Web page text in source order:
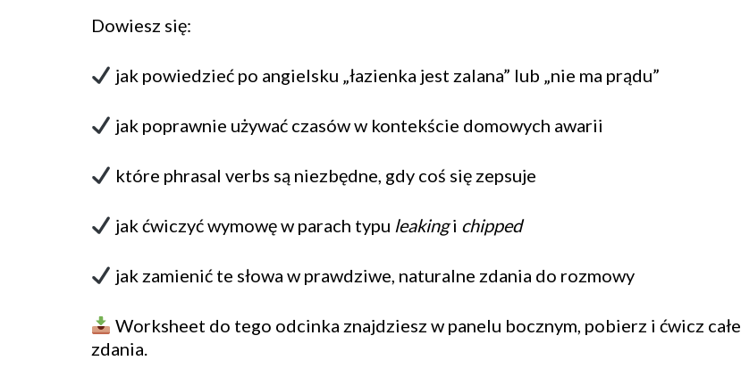
Dowiesz się:
jak powiedzieć po angielsku „łazienka jest zalana” lub „nie ma prądu”
jak poprawnie używać czasów w kontekście domowych awarii
które phrasal verbs są niezbędne, gdy coś się zepsuje
jak ćwiczyć wymowę w parach typu leakingi chipped
jak zamienić te słowa w prawdziwe, naturalne zdania do rozmowy
Worksheet do tego odcinka znajdziesz w panelu bocznym, pobierz i ćwicz całe
zdania.